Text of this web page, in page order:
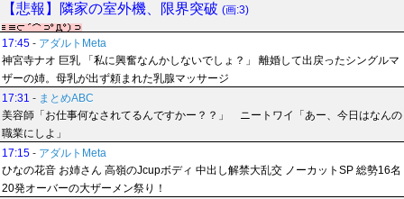
【悲報】隣家の室外機、限界突破 (画:3)
17:45 - アダルトMeta
神宮寺ナオ 巨乳 「私に興奮なんかしないでしょ？」 離婚して出戻ったシングルマ
ザーの姉。母乳が出ず頼まれた乳腺マッサージ
17:31 - まとめABC
美容師「お仕事何なされてるんですかー？？」 ニートワイ「あー、今日はなんの
職業にしよ」
17:15 - アダルトMeta
ひなの花音 お姉さん 高嶺のJcupボディ 中出し解禁大乱交 ノーカットSP 総勢16名
20発オーバーの大ザーメン祭り！